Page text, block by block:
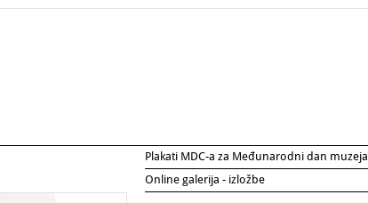
Plakati MDC-a za Međunarodni dan muzeja
Online galerija - izložbe